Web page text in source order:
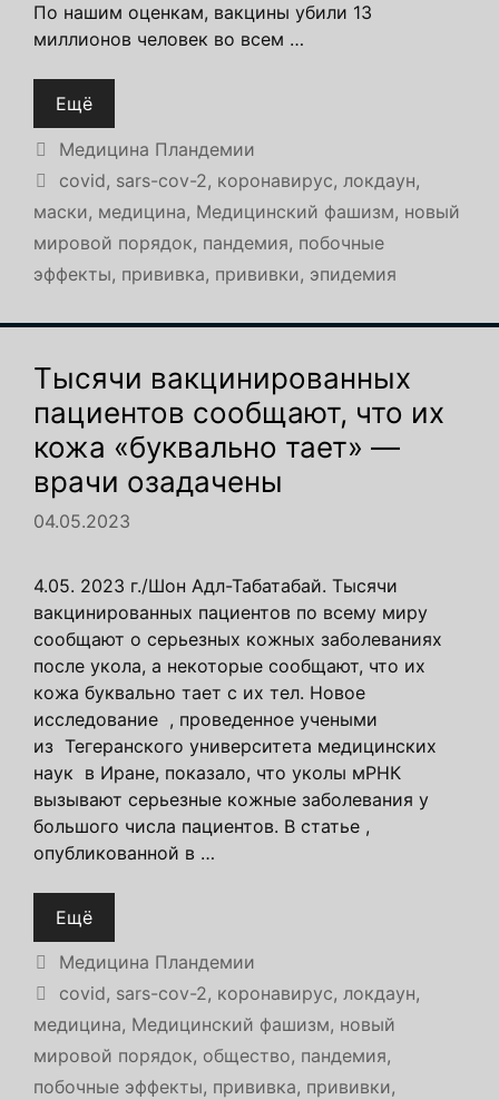
По нашим оценкам, вакцины убили 13
миллионов человек во всем …
Ещё
Рубрики
Медицина Пландемии
Метки
covid, sars-cov-2, коронавирус, локдаун,
маски, медицина, Медицинский фашизм, новый
мировой порядок, пандемия, побочные
эффекты, прививка, прививки, эпидемия
Тысячи вакцинированных
пациентов сообщают, что их
кожа «буквально тает» —
врачи озадачены
04.05.2023
4.05. 2023 г./Шон Адл-Табатабай. Тысячи
вакцинированных пациентов по всему миру
сообщают о серьезных кожных заболеваниях
после укола, а некоторые сообщают, что их
кожа буквально тает с их тел. Новое
исследование , проведенное учеными
из Тегеранского университета медицинских
наук в Иране, показало, что уколы мРНК
вызывают серьезные кожные заболевания у
большого числа пациентов. В статье ,
опубликованной в …
Ещё
Рубрики
Медицина Пландемии
Метки
covid, sars-cov-2, коронавирус, локдаун,
медицина, Медицинский фашизм, новый
мировой порядок, общество, пандемия,
побочные эффекты, прививка, прививки,